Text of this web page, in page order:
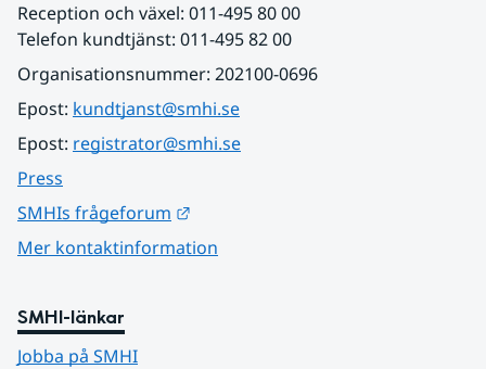
Reception och växel: 011-495 80 00
Telefon kundtjänst: 011-495 82 00
Organisationsnummer: 202100-0696
Epost: kundtjanst@smhi.se
Epost: registrator@smhi.se
Press
SMHIs frågeforum
Mer kontaktinformation
SMHI-länkar
Jobba på SMHI